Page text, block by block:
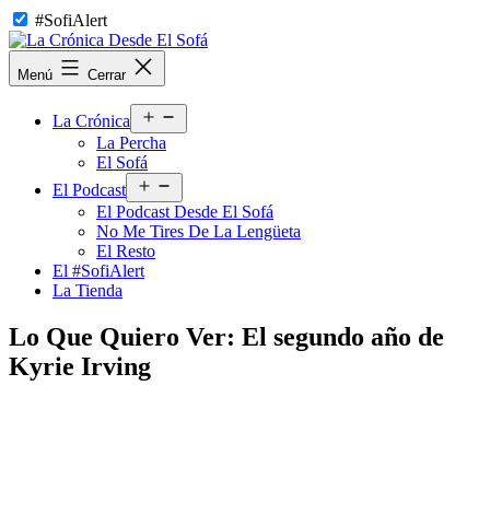
Saltar
al
contenido
#SofiAlert
La
Crónica
Menú Cerrar
La Crónica
el
La Percha
El Sofá
El Podcast
el
menú
El Podcast Desde El Sofá
No Me Tires De La Lengüeta
El Resto
El #SofiAlert
La Tienda
Lo Que Quiero Ver: El segundo año de
Kyrie Irving